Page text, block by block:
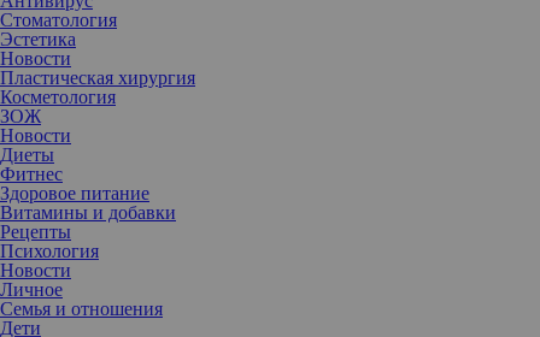
Стоматология
Эстетика
Новости
Пластическая хирургия
Косметология
ЗОЖ
Новости
Диеты
Фитнес
Здоровое питание
Витамины и добавки
Рецепты
Психология
Новости
Личное
Семья и отношения
Дети